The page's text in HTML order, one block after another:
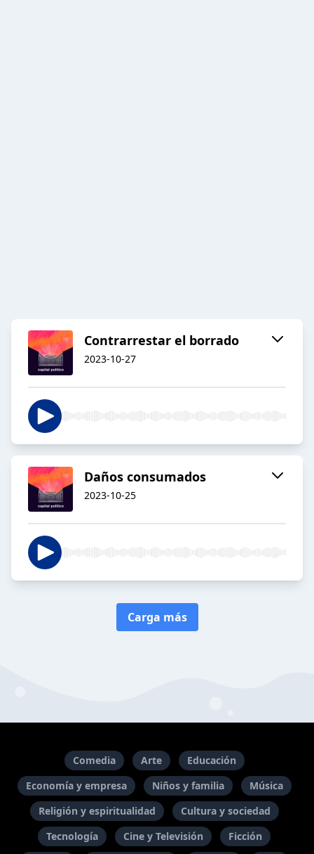
Contrarrestar el borrado
2023-10-27
Daños consumados
2023-10-25
Carga más
Comedia Arte
Educación
Economía y empresa
Niños y familia
Música
Religión y espiritualidad
Cultura y sociedad
Tecnología
Cine y Televisión Ficción